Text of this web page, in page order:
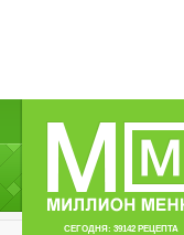
СЕГОДНЯ: 39142 РЕЦЕПТА